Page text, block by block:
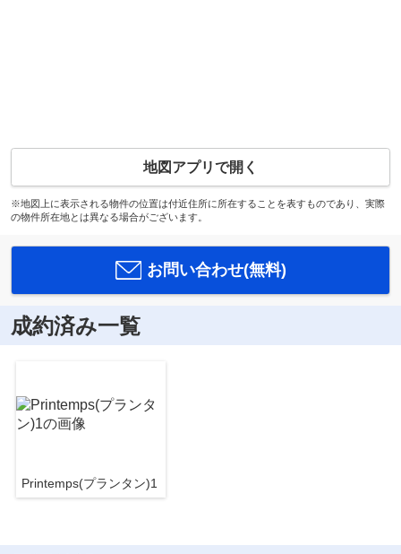
地図アプリで開く
※地図上に表示される物件の位置は付近住所に所在することを表すものであり、実際
の物件所在地とは異なる場合がございます。
お問い合わせ(無料)
成約済み一覧
Printemps(プランタン)1